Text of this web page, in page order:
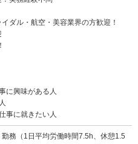
ダル・航空・美容業界の方歓迎！
に興味がある人
事に就きたい人
務（1日平均労働時間7.5h、休憩1.5